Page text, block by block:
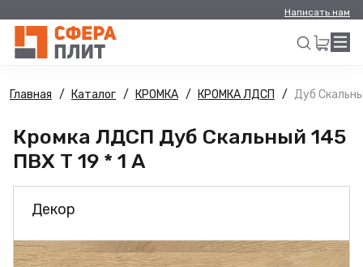
Написать нам
Искать
Главная Каталог КРОМКА КРОМКА ЛДСП Дуб
Кромка ЛДСП Дуб Скальный 145
ПВХ Т 19 * 1 А
Декор